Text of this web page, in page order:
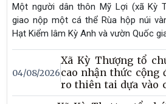
Một người dân thôn Mỹ Lợi (xã Kỳ
giao nộp một cá thể Rùa hộp núi
Hạt Kiểm lâm Kỳ Anh và vườn Quốc
04/08/2026
Xã Kỳ Thượng tổ
cao nhận thức cộng
ro thiên tai dựa vào
2030”